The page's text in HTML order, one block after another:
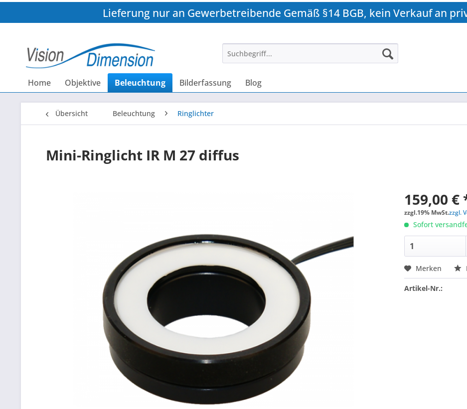
Lieferung nur an Gewerbetreibende Gemäß §14 BGB, kein Verkauf an
Home Objektive Beleuchtung Bilderfassung Blog
Übersicht Beleuchtung Ringlichter
Mini-Ringlicht IR M 27 diffus
159,00 €
zzgl.19% MwSt.zzgl.
Sofort
Merken
Artikel-Nr.: